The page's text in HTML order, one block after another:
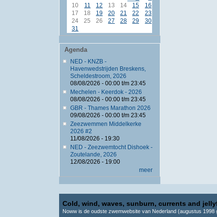
10
11 12 13 14 15
16
17
18 19 20 21 22
23
24
25 26 27 28 29
30
31
Agenda
NED - KNZB -
Havenwedstrijden Breskens,
Scheldestroom, 2026
08/08/2026 - 00:00t/m 23:45
Mechelen - Keerdok - 2026
08/08/2026 - 00:00t/m 23:45
GBR - Thames Marathon 2026
09/08/2026 - 00:00t/m 23:45
Zeezwemmen Middelkerke
2026 #2
11/08/2026 - 19:30
NED - Zeezwemtocht Dishoek -
Zoutelande, 2026
12/08/2026 - 19:00
meer
Cold, wind, waves, sunburn, currents and
Noww is de oudste zwemwebsite van Nederland (augustus 1998